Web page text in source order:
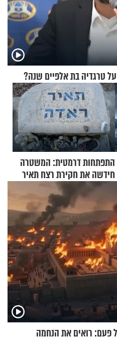
טרגדיה בת אלפיים שנה?
התפתחות דרמטית: המשטרה
חידשה את חקירת רצח תאיר
ראדה
פעם: רואים את הנחמה